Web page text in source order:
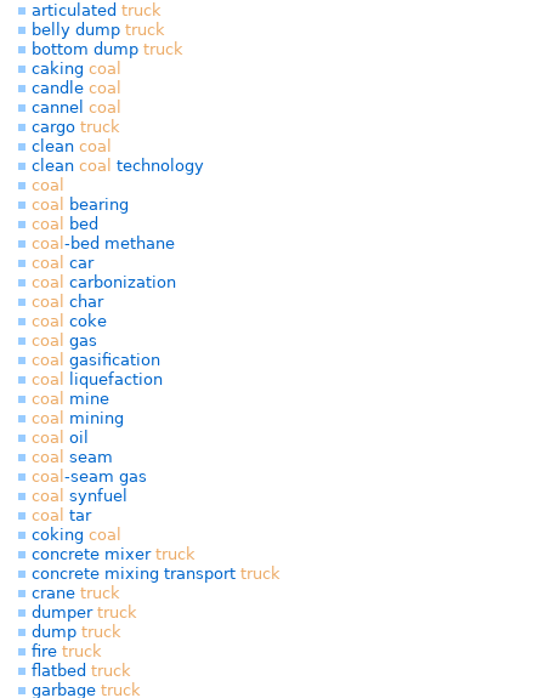
articulated truck
belly dump truck
bottom dump truck
caking coal
candle coal
cannel coal
cargo truck
clean coal
clean coal technology
coal
coal
bearing
coal
bed
coal -bed methane
coal car
coal carbonization
coal char
coal coke
coal gas
coal gasification
coal
liquefaction
coal
mine
coal
mining
coal oil
coal seam
coal -seam gas
coal synfuel
coal tar
coking coal
concrete mixer truck
concrete mixing transport truck
crane truck
dumper truck
dump truck
fire truck
flatbed truck
garbage truck